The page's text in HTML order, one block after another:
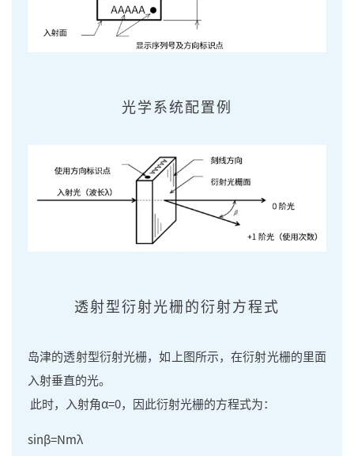
光学系统配置例
透射型衍射光栅的衍射方程式
岛津的透射型衍射光栅，如上图所示，在衍射光栅的里面
入射垂直的光。
此时，入射角α=0，因此衍射光栅的方程式为：
sinβ=Nmλ